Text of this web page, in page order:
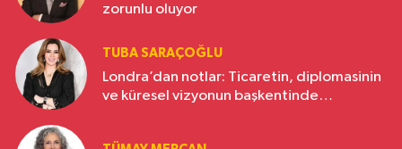
zorunlu oluyor
TUBA SARAÇOĞLU
Londra’dan notlar: Ticaretin, diplomasinin
ve küresel vizyonun başkentinde